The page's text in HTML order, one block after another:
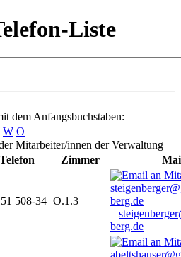
Liste
dem Anfangsbuchstaben:
W O
Mitarbeiter/innen der Verwaltung
Telefon Zimmer
508-34 O.1.3
berg.de